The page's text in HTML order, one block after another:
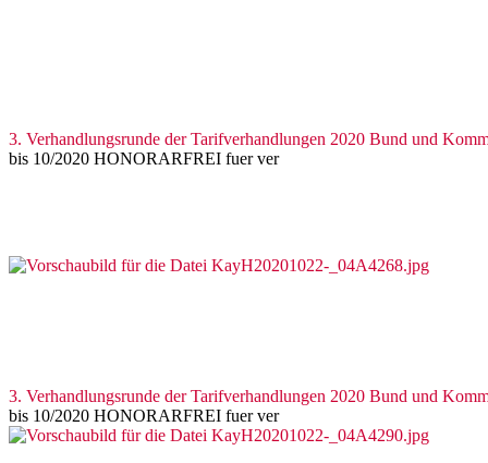
3. Verhandlungsrunde der Tarifverhandlungen 2020 Bund und
bis 10/2020 HONORARFREI fuer ver
3. Verhandlungsrunde der Tarifverhandlungen 2020 Bund und
bis 10/2020 HONORARFREI fuer ver